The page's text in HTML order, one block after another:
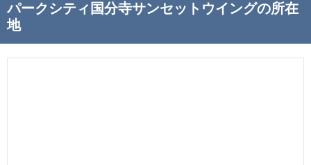
パークシティ国分寺サンセットウイングの所在
地